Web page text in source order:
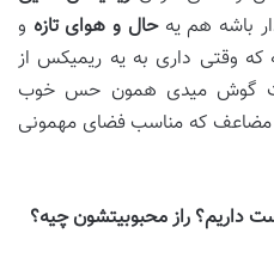
باشه هم یهحال و هوای تازه و
وقتی داری به یه ریمیکس از
گوش میدی همون حس خوب
مضاعف که مناسب فضای مهمونی
داریم؟ راز محبوبیتشون چیه؟